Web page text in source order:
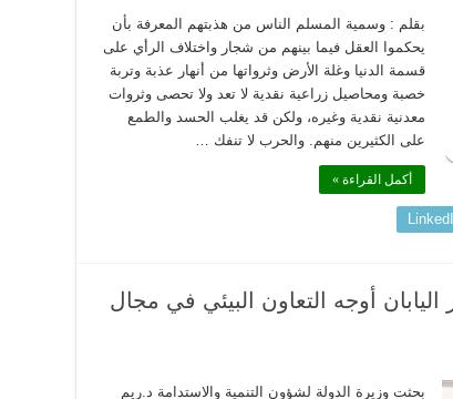
بقلم : وسمية المسلم الناس من هذبتهم المعرفة بأن
يحكموا العقل فيما بينهم من شجار واختلاف الرأي على
قسمة الدنيا وغلة الأرض وثرواتها من أنهار عذبة وتربة
خصبة ومحاصيل زراعية نقدية لا تعد ولا تحصى وثروات
معدنية نقدية وغيره، ولكن قد يغلب الحسد والطمع
على الكثيرين منهم. والحرب لا تنفك …
أكمل القراءة »
أوجه التعاون البيئي في مجال
بحثت وزيرة الدولة لشؤون التنمية والاستدامة د.ريم